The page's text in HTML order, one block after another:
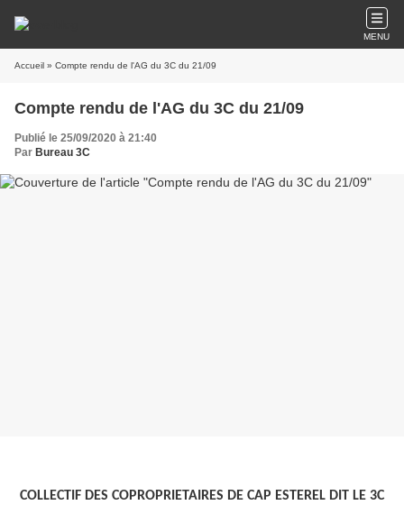
MENU
Accueil » Compte rendu de l'AG du 3C du 21/09
Compte rendu de l'AG du 3C du 21/09
Publié le 25/09/2020 à 21:40
Par Bureau 3C
COLLECTIF DES COPROPRIETAIRES DE CAP ESTEREL DIT LE 3C